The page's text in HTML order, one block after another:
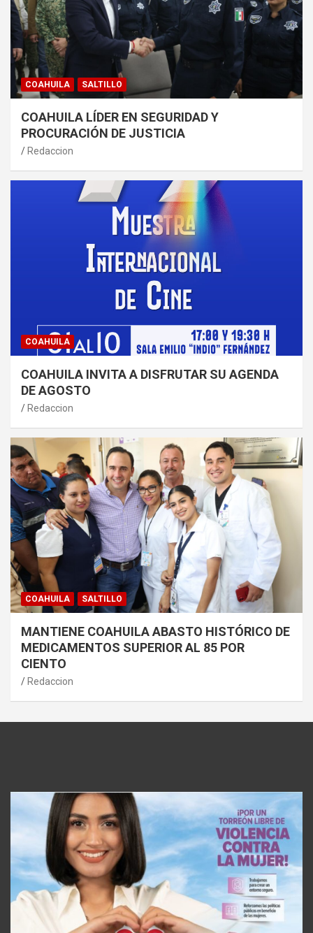
COAHUILA SALTILLO
COAHUILA LÍDER EN SEGURIDAD Y
PROCURACIÓN DE JUSTICIA
Redaccion
COAHUILA
COAHUILA INVITA A DISFRUTAR SU AGENDA
DE AGOSTO
Redaccion
COAHUILA SALTILLO
MANTIENE COAHUILA ABASTO HISTÓRICO DE
MEDICAMENTOS SUPERIOR AL 85 POR
CIENTO
Redaccion